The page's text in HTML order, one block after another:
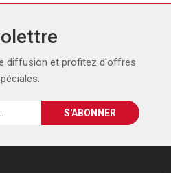
diffusion et profitez d'offres